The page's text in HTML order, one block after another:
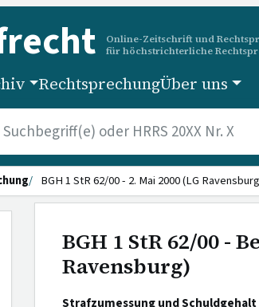
Online-Zeitschrift und
für höchstrichterliche
RechtsprechungÜber uns
BGH 1 StR 62/00 - 2. Mai 2000 (LG
BGH 1 StR 62/00 -
Ravensburg)
Strafzumessung und